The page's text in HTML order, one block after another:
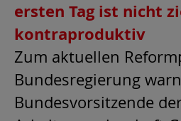
ersten Tag ist nicht
kontraproduktiv
Zum aktuellen
Bundesregierung
Bundesvorsitzende